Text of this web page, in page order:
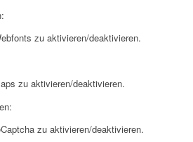
zu aktivieren/deaktivieren.
zu aktivieren/deaktivieren.
zu aktivieren/deaktivieren.